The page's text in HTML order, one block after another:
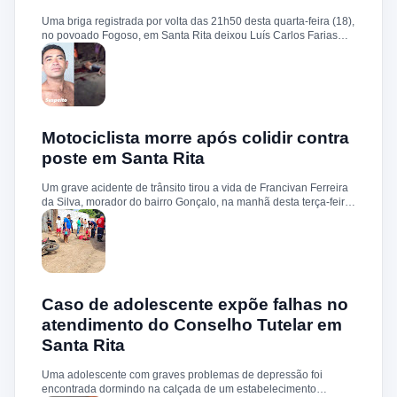
Uma briga registrada por volta das 21h50 desta quarta-feira (18),
no povoado Fogoso, em Santa Rita deixou Luís Carlos Farias
Alves gravemente ferido. Segundo informações, ele e o suspeito
Benedito Alves dos Santos estavam ingerindo bebida alcoólica
quando teve início uma discussão. Durante a confusão, Benedito
quebrou uma garrafa e desferiu vários golpes contra a vítima.
Luís Carlos foi socorrido e, devido à gravidade dos ferimentos,
localizado em sua residência, preso e encaminhado à Delegacia
de Rosário para os procedimentos legais.
Motociclista morre após colidir contra
poste em Santa Rita
Um grave acidente de trânsito tirou a vida de Francivan Ferreira
da Silva, morador do bairro Gonçalo, na manhã desta terça-feira
(02). De acordo com informações, Francivan seguia de
motocicleta com a esposa no sentido Areias–Santa Rita quando
perdeu o controle do veículo nas proximidades da ponte de
Carema, colidindo violentamente contra um poste. A vítima
sofreu traumatismo craniano e morreu ainda no local. A esposa,
Francivan foi encaminhado ao necrotério do Hospital Municipal
de Santa Rita para os procedimentos de praxe.
Caso de adolescente expõe falhas no
atendimento do Conselho Tutelar em
Santa Rita
Uma adolescente com graves problemas de depressão foi
encontrada dormindo na calçada de um estabelecimento